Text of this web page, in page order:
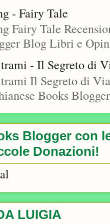
- Fairy Tale
Fairy Tale
Blog Libri e
- Il Segreto di
Il Segreto di
Books
Blogger con
Donazioni!
LUIGIA